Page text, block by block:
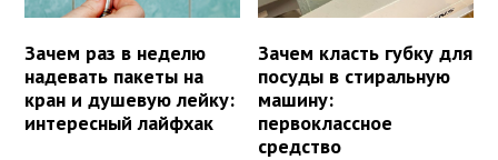
Зачем раз в неделю
надевать пакеты на
кран и душевую лейку:
интересный лайфхак
Зачем класть губку для
посуды в стиральную
машину:
первоклассное
средство